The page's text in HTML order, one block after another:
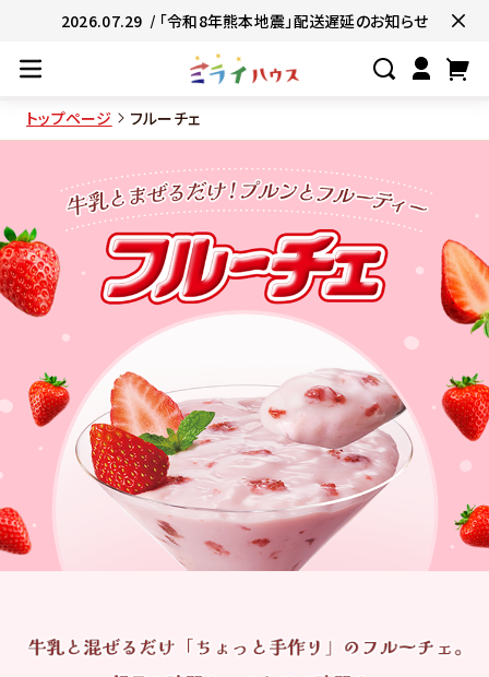
2026.07.29 / 「令和8年熊本地震」配送遅延のお知らせ
#ネコポス対象商品🚚
#有名店の
#簡単便利👍
#お子様と一緒に
#たっぷり満腹😋
#ギフトにおすす
トップページ フルーチェ